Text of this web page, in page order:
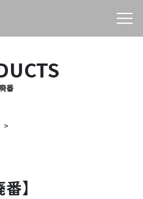
番
番】